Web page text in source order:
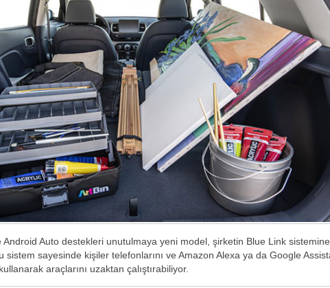
Android Auto destekleri unutulmaya yeni model, şirketin Blue Link
sistem sayesinde kişiler telefonlarını ve Amazon Alexa ya da Google
araçlarını uzaktan çalıştırabiliyor.